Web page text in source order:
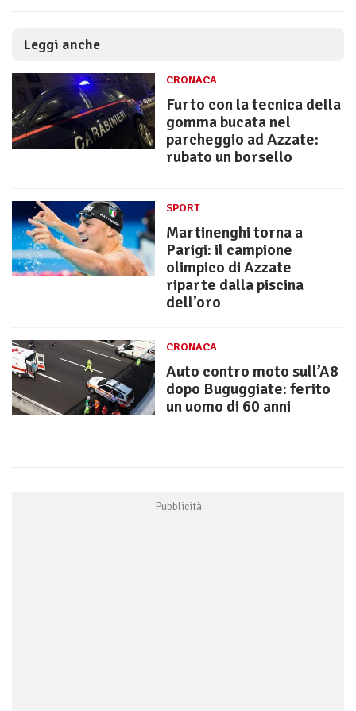
Leggi anche
CRONACA
Furto con la tecnica della
gomma bucata nel
parcheggio ad Azzate:
rubato un borsello
SPORT
Martinenghi torna a
Parigi: il campione
olimpico di Azzate
riparte dalla piscina
dell’oro
CRONACA
Auto contro moto sull’A8
dopo Buguggiate: ferito
un uomo di 60 anni